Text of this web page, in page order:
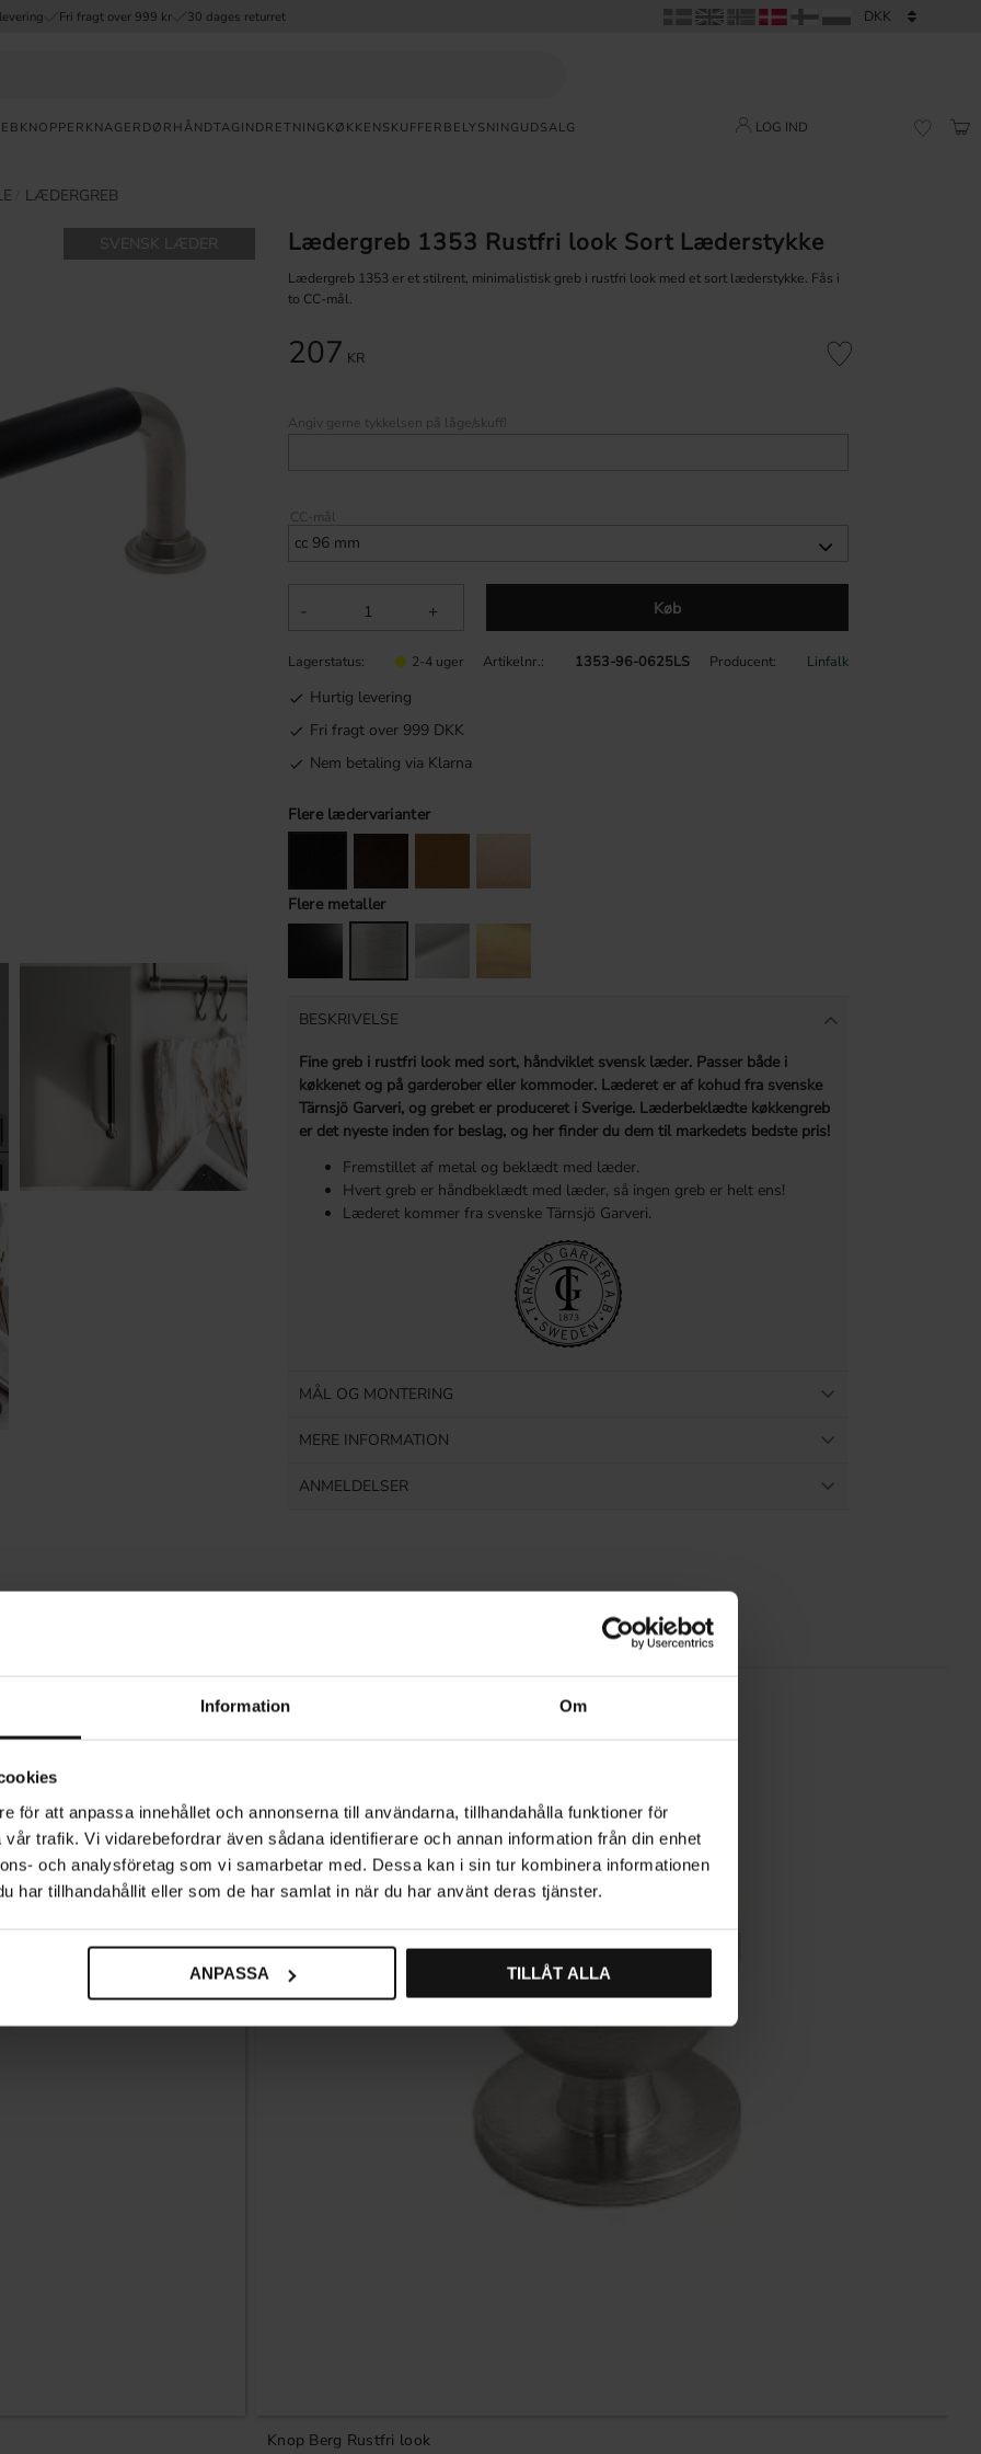
Information Om
för att anpassa innehållet och annonserna till användarna, tillhandahålla funktioner för
trafik. Vi vidarebefordrar även sådana identifierare och annan information från din enhet
och analysföretag som vi samarbetar med. Dessa kan i sin tur kombinera informationen
har tillhandahållit eller som de har samlat in när du har använt deras tjänster.
ANPASSA TILLÅT ALLA
Fri fragt over 999 kr 30 dages returret
KNOPPER KNAGER DØRHÅNDTAG INDRETNING KØKKENSKUFFER BELYSNING UDSALG LOG IND
LÆDERGREB
Lædergreb 1353 Rustfri look Sort Læderstykke
Lædergreb 1353 er et stilrent, minimalistisk greb i rustfri look med et sort læderstykke. Fås i
to CC-mål.
SVENSK LÆDER
207 KR
CC-mål
+
- Køb
Gem som favorit
Angiv gerne tykkelsen på låge/skuff!
Lagerstatus 2-4 uger Artikelnr. 1353-96-0625LS Producent Linfalk
Hurtig levering
Fri fragt over 999 DKK
Nem betaling via Klarna
Flere lædervarianter
Flere metaller
BESKRIVELSE
Fine greb i rustfri look med sort, håndviklet svensk læder. Passer både i
køkkenet og på garderober eller kommoder. Læderet er af kohud fra svenske
Tärnsjö Garveri, og grebet er produceret i Sverige. Læderbeklædte køkkengreb
er det nyeste inden for beslag, og her finder du dem til markedets bedste pris!
Fremstillet af metal og beklædt med læder.
Hvert greb er håndbeklædt med læder, så ingen greb er helt ens!
Læderet kommer fra svenske Tärnsjö Garveri.
MÅL OG MONTERING
MERE INFORMATION
ANMELDELSER
Relaterede produkter
Knop Berg Rustfri look
HURTIG
LEVERING
ÅBENT